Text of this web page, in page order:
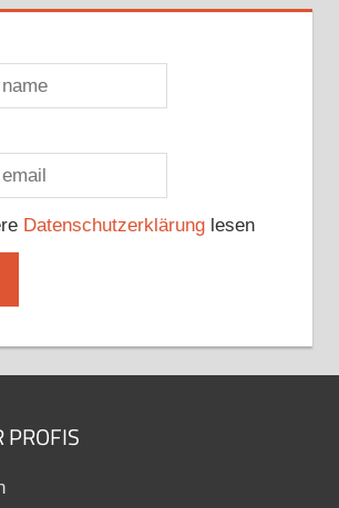
Datenschutzerklärunglesen
PROFIS